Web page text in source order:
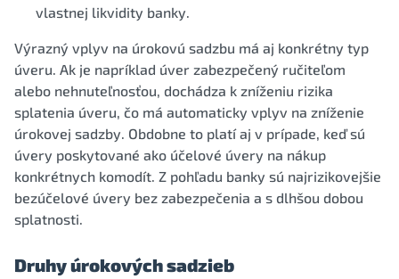
vlastnej likvidity banky.
Výrazný vplyv na úrokovú sadzbu má aj konkrétny typ
úveru. Ak je napríklad úver zabezpečený ručiteľom
alebo nehnuteľnosťou, dochádza k zníženiu rizika
splatenia úveru, čo má automaticky vplyv na zníženie
úrokovej sadzby. Obdobne to platí aj v prípade, keď sú
úvery poskytované ako účelové úvery na nákup
konkrétnych komodít. Z pohľadu banky sú najrizikovejšie
bezúčelové úvery bez zabezpečenia a s dlhšou dobou
splatnosti.
Druhy úrokových sadzieb